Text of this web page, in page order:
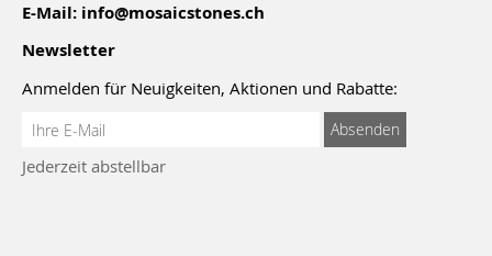
E-Mail: info@mosaicstones.ch
Newsletter
Anmelden für Neuigkeiten, Aktionen und Rabatte:
Anmeldung
Newsletter:
Absenden
Jederzeit abstellbar